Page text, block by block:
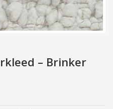
– Brinker